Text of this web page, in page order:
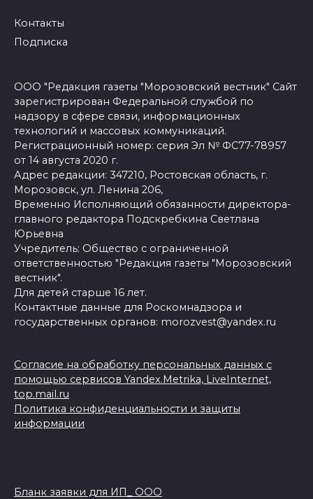
Контакты
Подписка
ООО "Редакция газеты "Морозовский вестник" Сайт
зарегистрирован Федеральной службой по
надзору в сфере связи, информационных
технологий и массовых коммуникаций.
Регистрационный номер: серия Эл № ФС77-78957
от 14 августа 2020 г.
Адрес редакции: 347210, Ростовская область, г.
Морозовск, ул. Ленина 206,
Временно Исполняющий обязанности директора-
главного редактора Подскребкина Светлана
Юрьевна
Учредитель: Общество с ограниченной
ответственностью "Редакция газеты "Морозовский
вестник".
Для детей старше 16 лет.
Контактные данные для Роскомнадзора и
государственных органов: morozvest@yandex.ru
Согласие на обработку персональных данных с
помощью сервисов Yandex.Metrika, LiveInternet,
top.mail.ru
Политика конфиденциальности и защиты
информации
Бланк заявки для ИП_ ООО